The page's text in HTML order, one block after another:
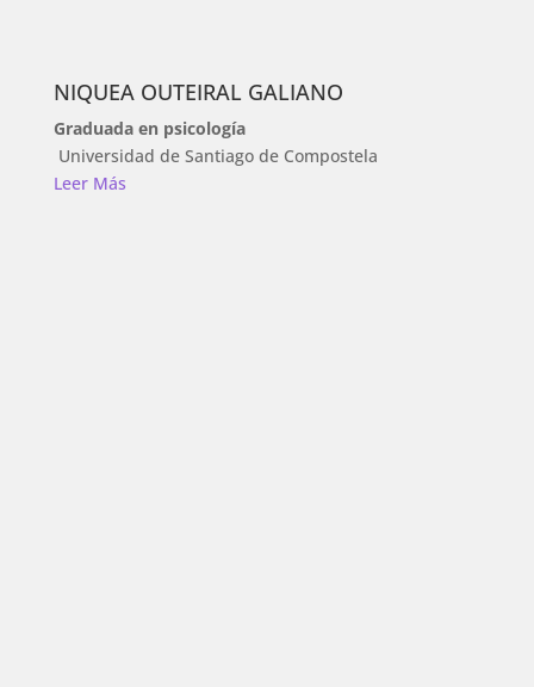
NIQUEA OUTEIRAL GALIANO
Graduada en psicología
Universidad de Santiago de Compostela
Leer Más